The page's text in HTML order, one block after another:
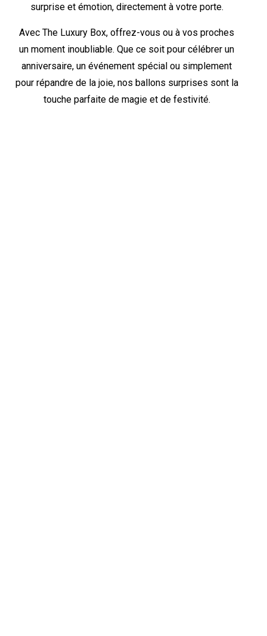
surprise et émotion, directement à votre porte.
Avec The Luxury Box, offrez-vous ou à vos proches
un moment inoubliable. Que ce soit pour célébrer un
anniversaire, un événement spécial ou simplement
pour répandre de la joie, nos ballons surprises sont la
touche parfaite de magie et de festivité.